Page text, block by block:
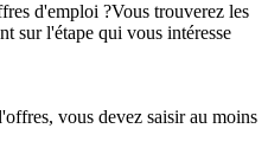
d'emploi ?Vous trouverez les
sur l'étape qui vous intéresse
vous devez saisir au moins